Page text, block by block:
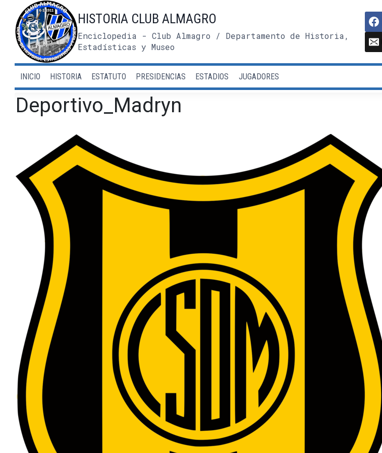
contenido
HISTORIA CLUB ALMAGRO
Enciclopedia - Club Almagro / Departamento de Historia,
Estadísticas y Museo
INICIO HISTORIA ESTATUTO PRESIDENCIAS ESTADIOS JUGADORES
Deportivo_Madryn